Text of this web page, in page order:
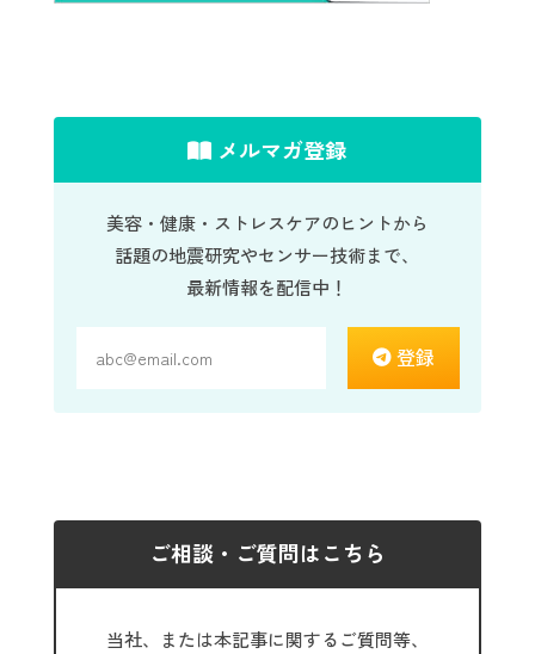
メルマガ登録
美容・健康・ストレスケアのヒントから
話題の地震研究やセンサー技術まで、
最新情報を配信中！
登録
ご相談・ご質問はこちら
当社、または本記事に関するご質問等、